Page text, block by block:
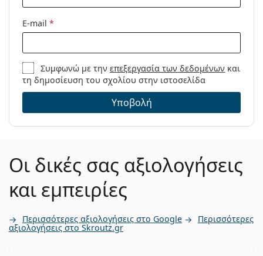
E-mail *
Συμφωνώ με τηνεπεξεργασία των δεδομένων και
τη δημοσίευση του σχολίου στην ιστοσελίδα
Υποβολή
Οι δικές σας αξιολογήσεις
και εμπειρίες
Περισσότερες αξιολογήσεις στο Google Περισσότερες
αξιολογήσεις στο Skroutz.gr